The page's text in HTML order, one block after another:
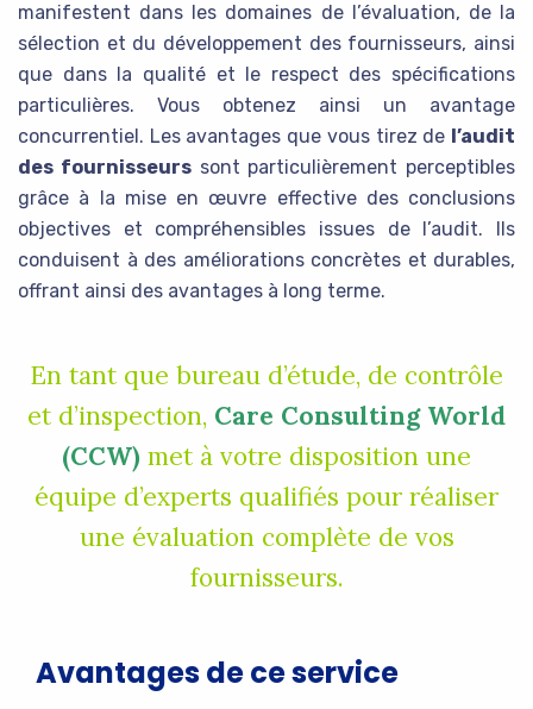
manifestent dans les domaines de l’évaluation, de la
sélection et du développement des fournisseurs, ainsi
que dans la qualité et le respect des spécifications
particulières. Vous obtenez ainsi un avantage
concurrentiel. Les avantages que vous tirez de l’audit
des fournisseurssont particulièrement perceptibles
grâce à la mise en œuvre effective des conclusions
objectives et compréhensibles issues de l’audit. Ils
conduisent à des améliorations concrètes et durables,
offrant ainsi des avantages à long terme.
En tant que bureau d’étude, de contrôle
et d’inspection, Care Consulting World
(CCW) met à votre disposition une
équipe d’experts qualifiés pour réaliser
une évaluation complète de vos
fournisseurs.
Avantages de ce service